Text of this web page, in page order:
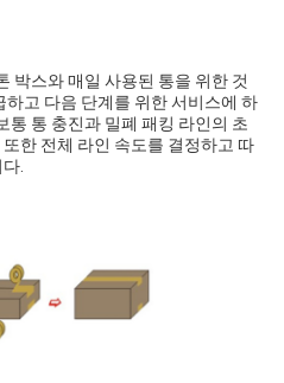
박스와 매일 사용된 통을 위한 것
고 다음 단계를 위한 서비스에 하
통 통 충진과 밀폐 패킹 라인의 초
한 전체 라인 속도를 결정하고 따
.